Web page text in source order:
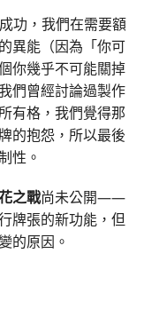
功，我們在需要額
異能（因為「你可
你幾乎不可能關掉
們曾經討論過製作
有格，我們覺得那
的抱怨，所以最後
性。
之戰尚未公開——
牌張的新功能，但
的原因。